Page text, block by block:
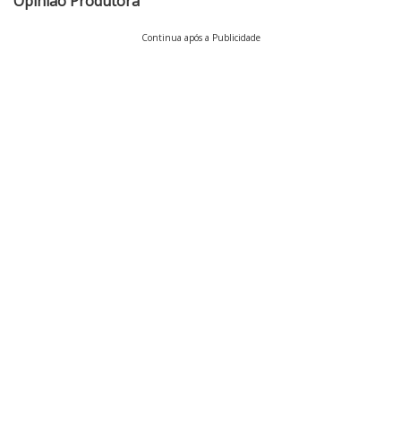
Continua após a Publicidade